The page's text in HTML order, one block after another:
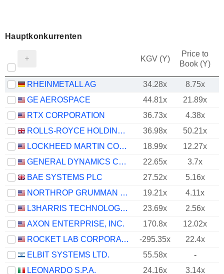
Hauptkonkurrenten
KGV (Y)
Price to
Book (Y)
RHEINMETALL AG 34.28x
8.75x
GE AEROSPACE
44.81x
21.89x
RTX CORPORATION
36.73x
4.38x
ROLLS-ROYCE HOLDINGS PLC
36.98x
50.21x
LOCKHEED MARTIN CORPORATION
18.99x
12.27x
GENERAL DYNAMICS CORPORATION
22.65x
3.7x
BAE SYSTEMS PLC
27.52x
5.16x
NORTHROP GRUMMAN CORPORATION
19.21x 4.11x
L3HARRIS TECHNOLOGIES, INC.
23.69x
2.56x
AXON ENTERPRISE, INC.
170.8x
12.02x
ROCKET LAB CORPORATION
-295.35x
22.4x
ELBIT SYSTEMS LTD.
55.58x
-
LEONARDO S.P.A.
24.16x
3.14x